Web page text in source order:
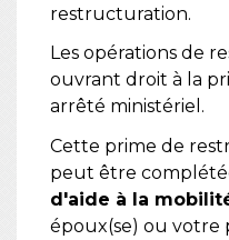
restructuration.
Les opérations de
ouvrant droit à la
arrêté ministériel.
Cette prime de
peut être
d'aide à la
époux(se) ou votre